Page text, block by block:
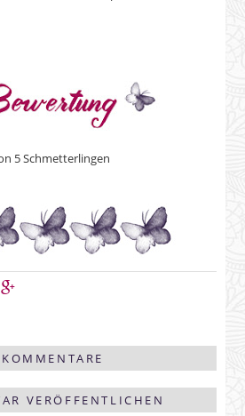
5 Schmetterlingen
VERÖFFENTLICHEN